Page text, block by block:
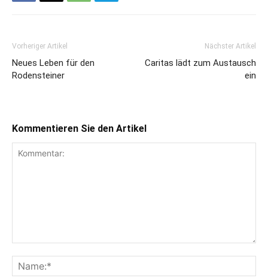
Vorheriger Artikel
Neues Leben für den
Rodensteiner
Nächster Artikel
Caritas lädt zum Austausch
ein
Kommentieren Sie den Artikel